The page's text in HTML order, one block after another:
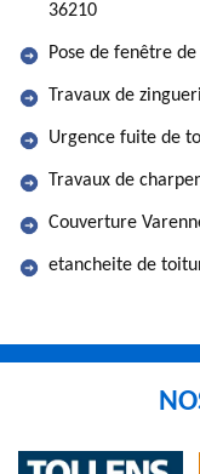
36210
Pose de fenêtre
Travaux de
Urgence fuite de
Travaux de
Couverture
etancheite de